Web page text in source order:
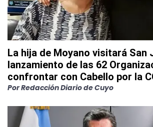
La hija de Moyano visitará San
lanzamiento de las 62
confrontar con Cabello por la
PorRedacción Diario de Cuyo